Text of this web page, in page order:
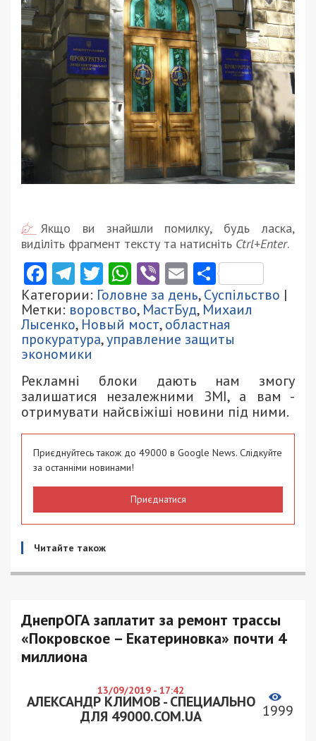
Якщо ви знайшли помилку, будь ласка,
виділіть фрагмент тексту та натисніть Ctrl+Enter.
Facebook
Telegram
Twitter
WhatsApp
ViberEmail
Категории: Головне за день,Суспільство |
Метки: воровство, МастБуд, Михаил
Лысенко, Новый мост,областная
прокуратура,управление защиты
экономики
Рекламні блоки дають нам змогу
залишатися незалежними ЗМІ, а вам -
отримувати найсвіжіші новини під ними.
Приєднуйтесь також до 49000 в Google News. Слідкуйте
за останніми новинами!
Приєднатися
Читайте також
ДнепрОГА заплатит за ремонт трассы
«Покровское – Екатериновка» почти 4
миллиона
13/09/2019 - 17:42
АЛЕКСАНДР КЛИМОВ - СПЕЦИАЛЬНО
ДЛЯ 49000.COM.UA
1999